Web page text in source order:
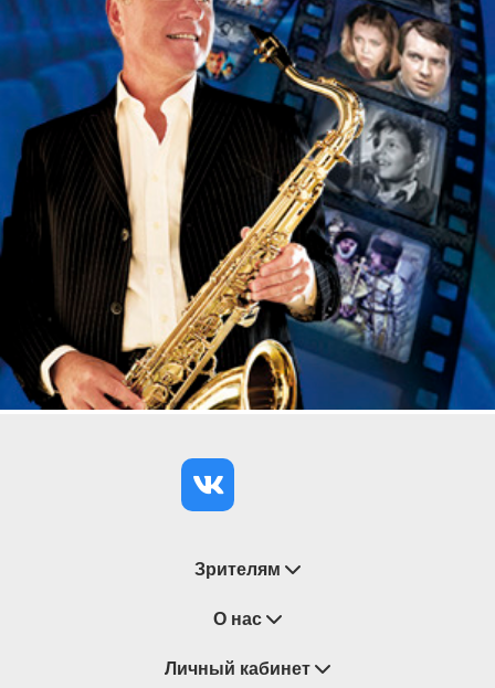
Продолжительность концерта – 1,5 часа без
антракта.
Рекомендовано для слушателей старше 6 лет.
Зрителям
Восстановление билетов
Замена / Отмена / Перенос мероприятий
О нас
О компании
Личный кабинет